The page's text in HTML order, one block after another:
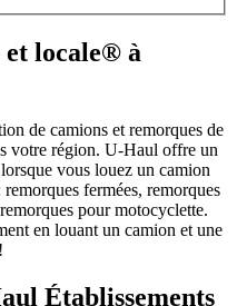
locale® à
de camions et remorques de
votre région. U-Haul offre un
vous louez un camion
fermées, remorques
pour motocyclette.
en louant un camion et une
Établissements